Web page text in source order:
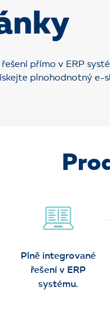
přímo v ERP
plnohodnotný e-
Plně integrované
řešení v ERP
systému.